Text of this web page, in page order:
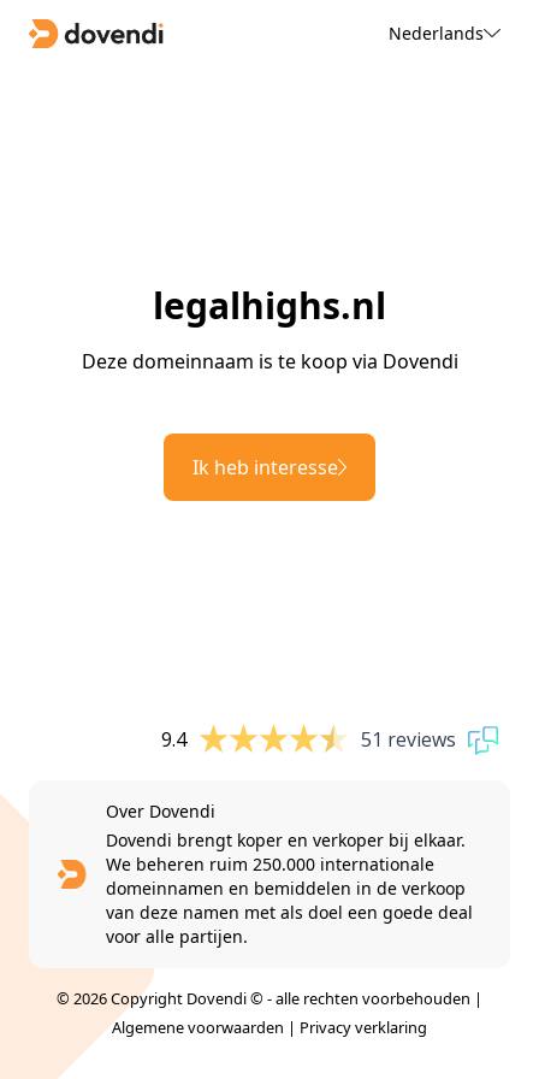
Nederlands
legalhighs.nl
Deze domeinnaam is te koop via Dovendi
Ik heb interesse
9.4 51 reviews
Over Dovendi
Dovendi brengt koper en verkoper bij elkaar.
We beheren ruim 250.000 internationale
domeinnamen en bemiddelen in de verkoop
van deze namen met als doel een goede deal
voor alle partijen.
© 2026 Copyright Dovendi © - alle rechten voorbehouden |
Algemene voorwaarden | Privacy verklaring